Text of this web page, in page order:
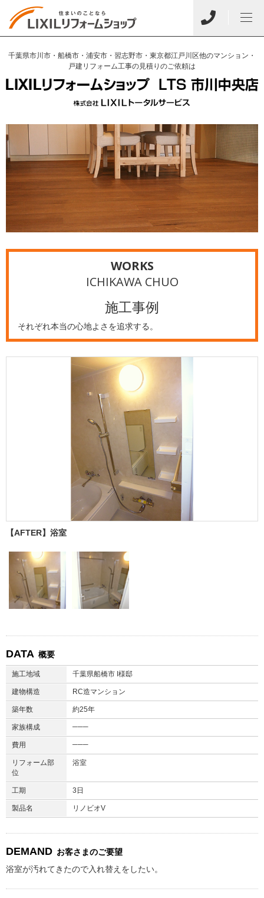
千葉県市川市・船橋市・浦安市・習志野市・東京都江戸川区他のマンション・
戸建リフォーム工事の見積りのご依頼は
WORKS
ICHIKAWA CHUO
施工事例
それぞれ本当の心地よさを追求する。
【AFTER】浴室
DATA 概要
施工地域 千葉県船橋市 I様邸
建物構造 RC造マンション
築年数 約25年
家族構成 ───
費用 ───
リフォーム部
位
浴室
工期 3日
製品名 リノビオV
DEMAND お客さまのご要望
浴室が汚れてきたので入れ替えをしたい。